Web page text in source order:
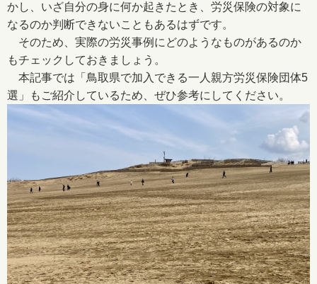
かし、いざ自分の身に何か起きたとき、労災保険の対象に
なるのか判断できないこともあるはずです。
そのため、実際の労災事例にどのようなものがあるのか
もチェックしておきましょう。
本記事では「鳥取県で加入できる一人親方労災保険団体5
選」もご紹介しているため、ぜひ参考にしてください。